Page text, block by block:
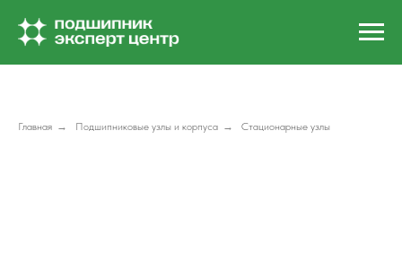
Главная → Подшипниковые узлы и корпуса → Стационарные узлы